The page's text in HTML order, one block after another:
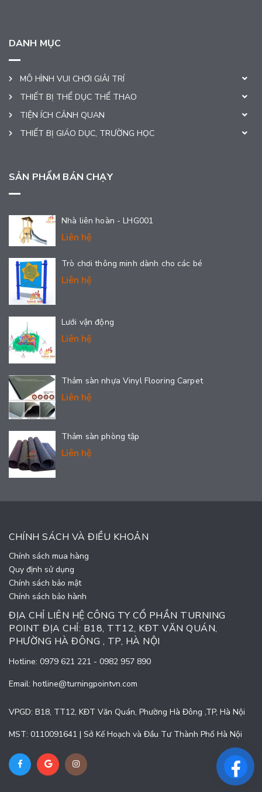
DANH MỤC
MÔ HÌNH VUI CHƠI GIẢI TRÍ
THIẾT BỊ THỂ DỤC THỂ THAO
TIỆN ÍCH CẢNH QUAN
THIẾT BỊ GIÁO DỤC, TRƯỜNG HỌC
SẢN PHẨM BÁN CHẠY
Nhà liên hoàn - LHG001
Liên hệ
Trò chơi thông minh dành cho các bé
Liên hệ
Lưới vận động
Liên hệ
Thảm sàn nhựa Vinyl Flooring Carpet
Liên hệ
Thảm sàn phòng tập
Liên hệ
CHÍNH SÁCH VÀ ĐIỀU KHOẢN
Chính sách mua hàng
Quy định sử dụng
Chính sách bảo mật
Chính sách bảo hành
ĐỊA CHỈ LIÊN HỆ CÔNG TY CỔ PHẦN TURNING
POINT ĐỊA CHỈ: B18, TT12, KĐT VĂN QUÁN,
PHƯỜNG HÀ ĐÔNG , TP, HÀ NỘI
Hotline: 0979 621 221 - 0982 957 890
Email: hotline@turningpointvn.com
VPGD: B18, TT12, KĐT Văn Quán, Phường Hà Đông ,TP, Hà Nội
MST: 0110091641 | Sở Kế Hoạch và Đầu Tư Thành Phố Hà Nội